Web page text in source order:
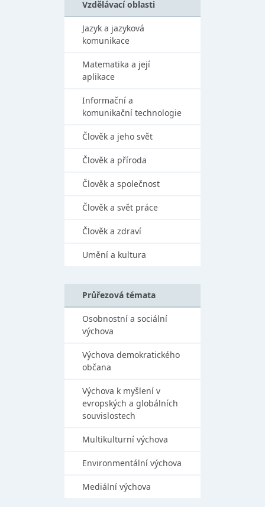
Vzdělávací oblasti
Jazyk a jazyková
komunikace
Matematika a její
aplikace
Informační a
komunikační technologie
Člověk a jeho svět
Člověk a příroda
Člověk a společnost
Člověk a svět práce
Člověk a zdraví
Umění a kultura
Průřezová témata
Osobnostní a sociální
výchova
Výchova demokratického
občana
Výchova k myšlení v
evropských a globálních
souvislostech
Multikulturní výchova
Environmentální výchova
Mediální výchova